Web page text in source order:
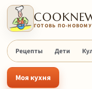
ГОТОВЬ ПО-НОВОМУ
Рецепты Дети
Моя кухня